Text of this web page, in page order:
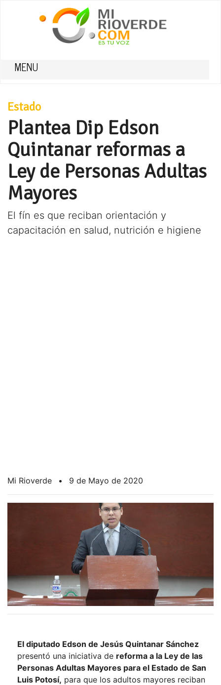
MENU
Estado
Plantea Dip Edson
Quintanar reformas a
Ley de Personas Adultas
Mayores
El fín es que reciban orientación y
capacitación en salud, nutrición e higiene
Mi Rioverde • 9 de Mayo de 2020
El diputado Edson de Jesús Quintanar Sánchez
presentó una iniciativa de reforma a la Ley de las
Personas Adultas Mayores para el Estado de San
Luis Potosí, para que los adultos mayores reciban